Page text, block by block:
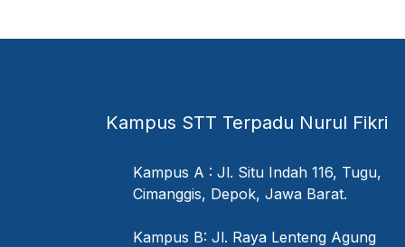
Kampus STT Terpadu Nurul Fikri
Kampus A : Jl. Situ Indah 116, Tugu,
Cimanggis, Depok, Jawa Barat.
Kampus B: Jl. Raya Lenteng Agung